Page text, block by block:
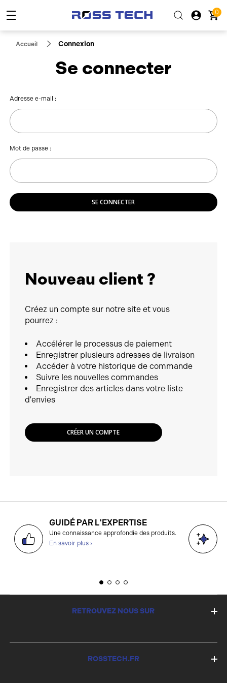
0
Accueil Connexion
Se connecter
Adresse e-mail :
Mot de passe :
SE CONNECTER
Nouveau client ?
Créez un compte sur notre site et vous
pourrez :
Accélérer le processus de paiement
Enregistrer plusieurs adresses de livraison
Accéder à votre historique de commande
Suivre les nouvelles commandes
Enregistrer des articles dans votre liste
d'envies
CRÉER UN COMPTE
GUIDÉ PAR L'EXPERTISE
Une connaissance approfondie des produits.
En savoir plus ›
RETROUVEZ NOUS SUR
ROSSTECH.FR